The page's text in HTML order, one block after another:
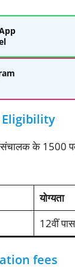
Eligibility
के 1500
योग्यता
12वीं पास
fees